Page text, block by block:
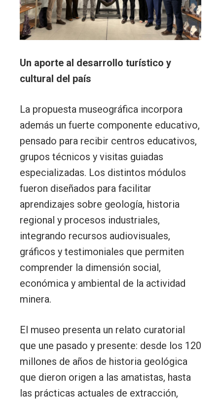
Un aporte al desarrollo turístico y
cultural del país
La propuesta museográfica incorpora
además un fuerte componente educativo,
pensado para recibir centros educativos,
grupos técnicos y visitas guiadas
especializadas. Los distintos módulos
fueron diseñados para facilitar
aprendizajes sobre geología, historia
regional y procesos industriales,
integrando recursos audiovisuales,
gráficos y testimoniales que permiten
comprender la dimensión social,
económica y ambiental de la actividad
minera.
El museo presenta un relato curatorial
que une pasado y presente: desde los 120
millones de años de historia geológica
que dieron origen a las amatistas, hasta
las prácticas actuales de extracción,